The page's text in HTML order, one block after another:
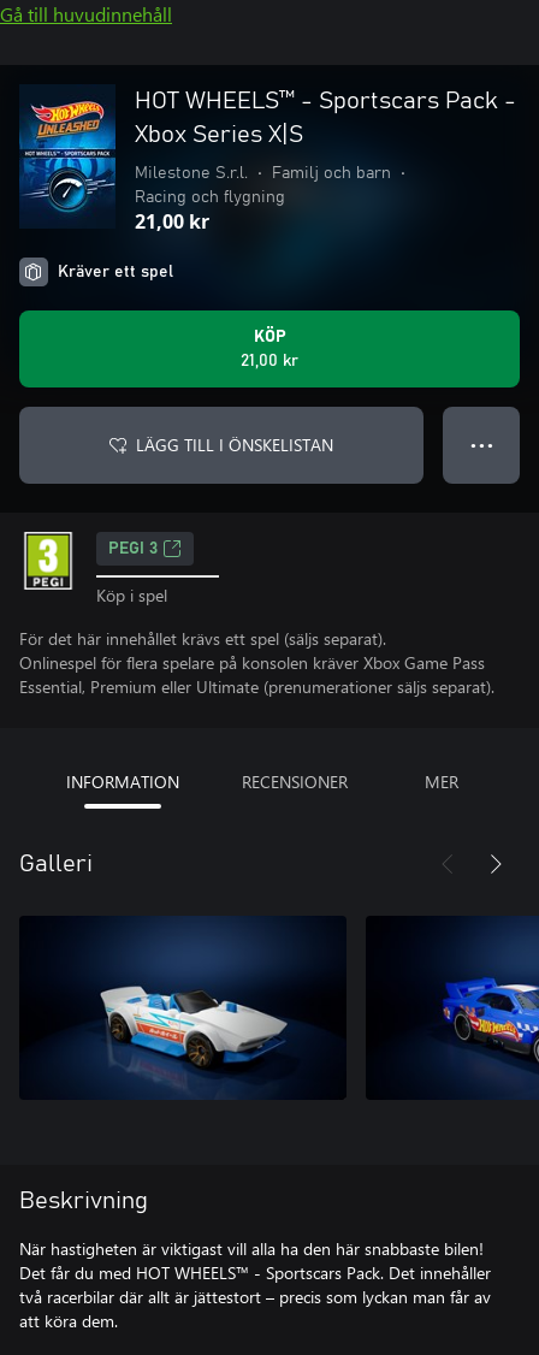
Gå till huvudinnehåll
HOT WHEELS™ - Sportscars Pack -
Xbox Series X|S
Milestone S.r.l. • Familj och barn
•
Racing och flygning
21,00 kr
Kräver ett spel
KÖP
21,00 kr
LÄGG TILL I ÖNSKELISTAN ● ● ●
PEGI 3
Köp i spel
För det här innehållet krävs ett spel (säljs separat).
Onlinespel för flera spelare på konsolen kräver Xbox Game Pass
Essential, Premium eller Ultimate (prenumerationer säljs separat).
INFORMATION RECENSIONER MER
Galleri
Beskrivning
När hastigheten är viktigast vill alla ha den här snabbaste bilen!
Det får du med HOT WHEELS™ - Sportscars Pack. Det innehåller
två racerbilar där allt är jättestort – precis som lyckan man får av
att köra dem.